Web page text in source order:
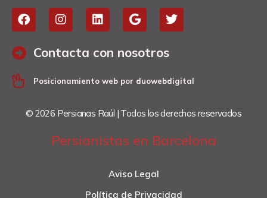
Contacta con nosotros
Posicionamiento web por duowebdigital
© 2026 Persianas Raúl | Todos los derechos reservados
Persianistas en Barcelona
Aviso Legal
Política de Privacidad